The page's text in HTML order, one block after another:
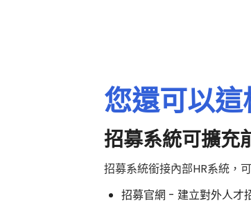
您還可以
招募系統可擴充
招募系統銜接內部HR系統，
招募官網 - 建立對外人才